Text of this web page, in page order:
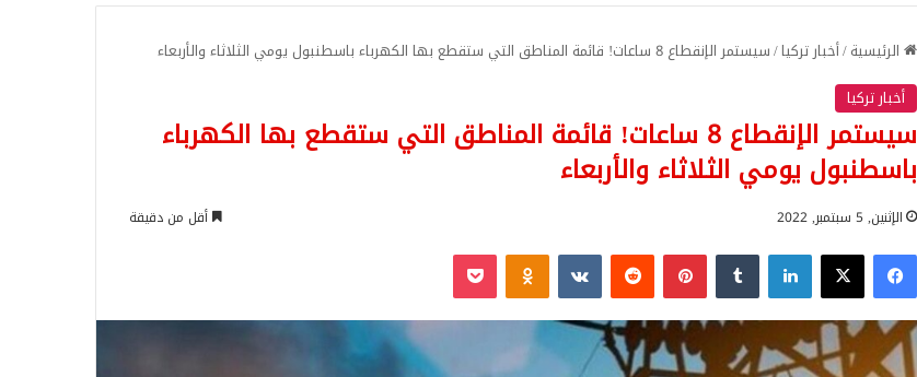
الرئيسية/أخبار تركيا/سيستمر الإنقطاع 8 ساعات! قائمة المناطق التي ستقطع بها الكهرباء باسطنبول يومي الثلاثاء والأربعاء
أخبار تركيا
سيستمر الإنقطاع 8 ساعات! قائمة المناطق التي ستقطع بها الكهرباء
باسطنبول يومي الثلاثاء والأربعاء
الإثنين, 5 سبتمبر, 2022 أقل من دقيقة
فيسبوك‫X لينكدإن بينتيريست Odnoklassniki
‫Pocket